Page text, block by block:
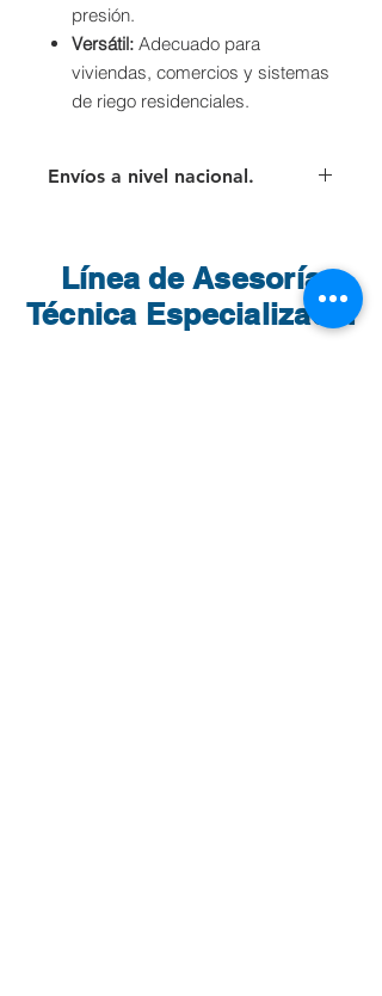
presión.
Versátil: Adecuado para
viviendas, comercios y sistemas
de riego residenciales.
Envíos a nivel nacional.
flete que cobra directamente la
transportadora.
Línea de Asesoría
Técnica Especializada: